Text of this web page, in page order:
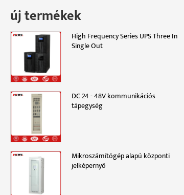
új termékek
High Frequency Series UPS Three In
Single Out
DC 24 - 48V kommunikációs
tápegység
Mikroszámítógép alapú központi
jelképernyő